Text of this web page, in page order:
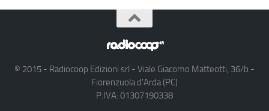
© 2015 - Radiocoop Edizioni srl - Viale Giacomo Matteotti, 36/b -
Fiorenzuola d'Arda (PC)
P.IVA: 01307190338